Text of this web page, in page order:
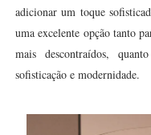
adicionar um toque
uma excelente opção tanto
mais descontraídos,
sofisticação e modernidade.